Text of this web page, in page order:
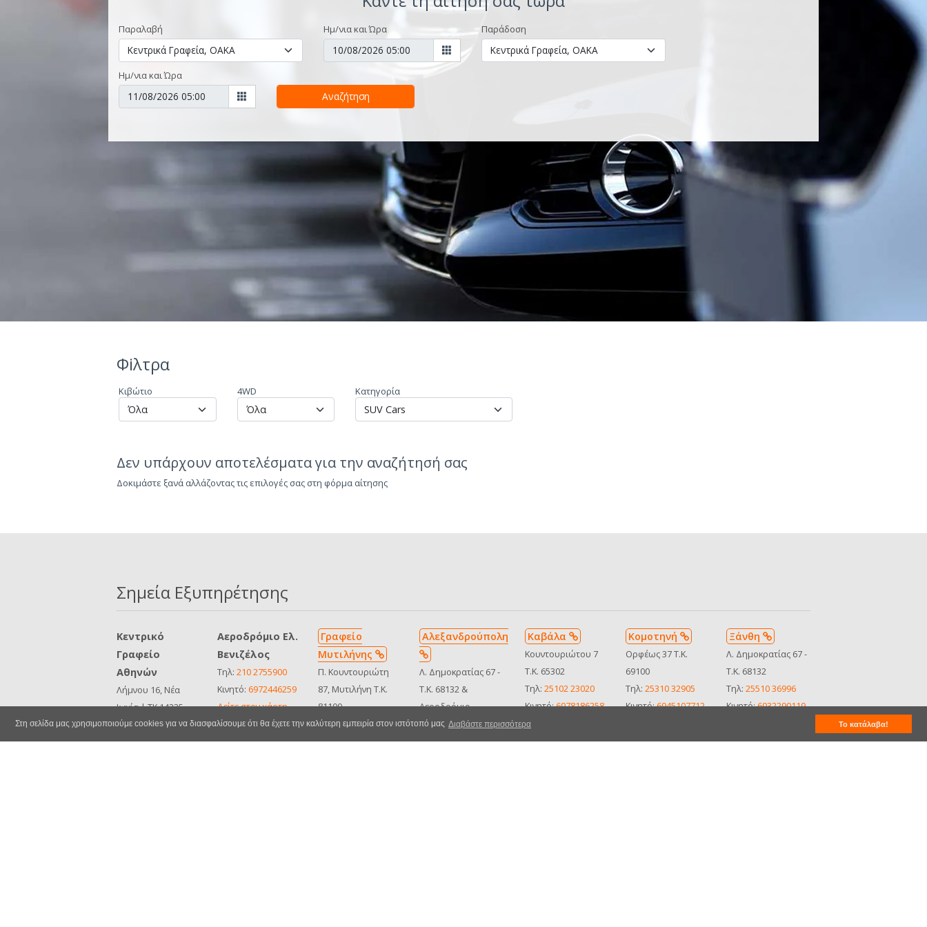
Στη σελίδα μας χρησιμοποιούμε cookies για να διασφαλίσουμε ότι θα έχετε την καλύτερη εμπειρία στον ιστότοπό μας Διαβάστε περισσότερα Το κατάλαβα!
Παραλαβή Ημ/νια και Ώρα Παράδοση
Ημ/νια και Ώρα
Αναζήτηση
Φiλτρα
Κιβώτιο 4WD Κατηγορία
Δεν υπάρχουν αποτελέσματα για την αναζήτησή σας
Δοκιμάστε ξανά αλλάζοντας τις επιλογές σας στη φόρμα αίτησης
Σημεία Εξυπηρέτησης
Κεντρικό
Γραφείο
Αθηνών
Λήμνου 16, Νέα
Ιωνία | ΤΚ 14235
Τηλ:210 2755900
Κινητό:6932426177
Αεροδρόμιο Ελ.
Βενιζέλος
Τηλ:210 2755900
Κινητό: 6972446259
Δείτε στον χάρτη
ΜΗΤΕ
0259Ε81000678200
Γραφείο
Μυτιλήνης
Π. Κουντουριώτη
87, Μυτιλήνη Τ.Κ.
81100
Τηλ:22510 25505
Κινητό:6973364710
Αλεξανδρούπολη
Λ. Δημοκρατίας 67 -
Τ.Κ. 68132 &
Αεροδρόμιο
"Δημόκριτος"
Τηλ:25510 36996
Καβάλα
Κουντουριώτου 7
Τ.Κ. 65302
Τηλ: 25102 23020
Κινητό:6978186258
Δείτε στον χάρτη
MHTE:
Κομοτηνή
Ορφέως 37 Τ.Κ.
69100
Τηλ: 25310 32905
Κινητό:6945107712
MHTE:
Ξάνθη
Λ. Δημοκρατίας 67 -
Τ.Κ. 68132
Τηλ: 25510 36996
Κινητό:6932290119
MHTE: